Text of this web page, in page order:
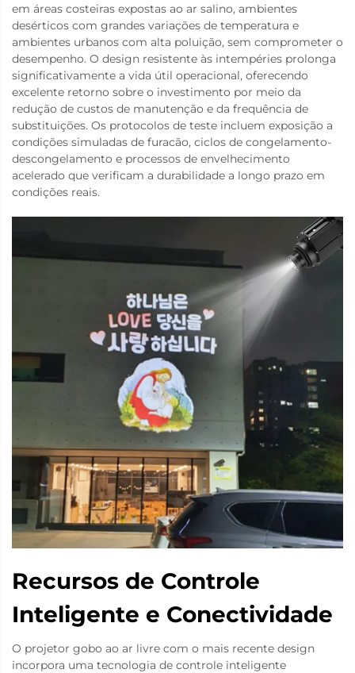
em áreas costeiras expostas ao ar salino, ambientes
desérticos com grandes variações de temperatura e
ambientes urbanos com alta poluição, sem comprometer o
desempenho. O design resistente às intempéries prolonga
significativamente a vida útil operacional, oferecendo
excelente retorno sobre o investimento por meio da
redução de custos de manutenção e da frequência de
substituições. Os protocolos de teste incluem exposição a
condições simuladas de furacão, ciclos de congelamento-
descongelamento e processos de envelhecimento
acelerado que verificam a durabilidade a longo prazo em
condições reais.
Recursos de Controle
Inteligente e Conectividade
O projetor gobo ao ar livre com o mais recente design
incorpora uma tecnologia de controle inteligente